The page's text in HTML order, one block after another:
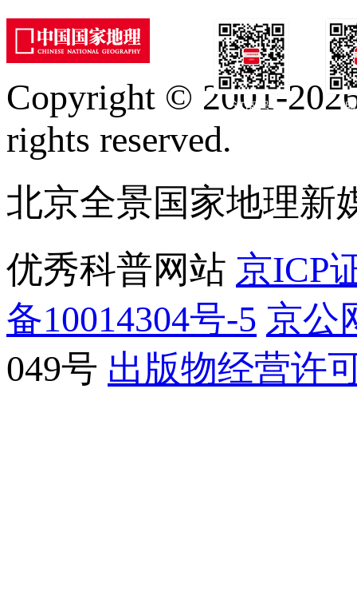
订阅号
Copyright © 2001-
rights reserved.
北京全景国家地理新
优秀科普网站 京ICP
备10014304号-5 京公
049号 出版物经营许